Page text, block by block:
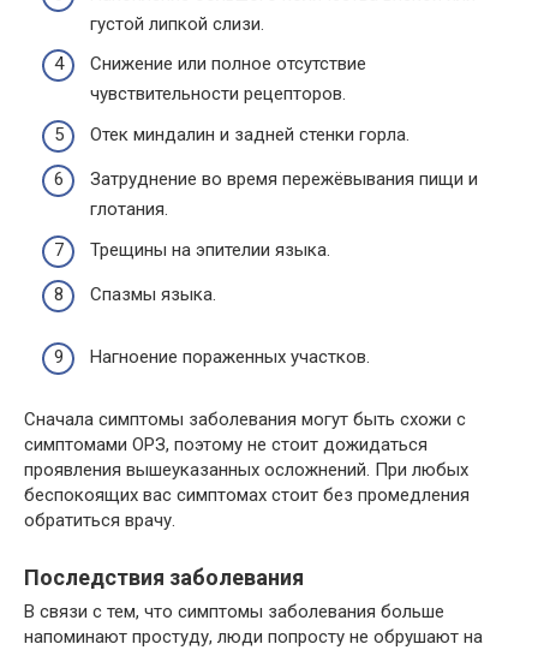
густой липкой слизи.
Снижение или полное отсутствие
чувствительности рецепторов.
Отек миндалин и задней стенки горла.
Затруднение во время пережёвывания пищи и
глотания.
Трещины на эпителии языка.
Спазмы языка.
Нагноение пораженных участков.
Сначала симптомы заболевания могут быть схожи с
симптомами ОРЗ, поэтому не стоит дожидаться
проявления вышеуказанных осложнений. При любых
беспокоящих вас симптомах стоит без промедления
обратиться врачу.
Последствия заболевания
В связи с тем, что симптомы заболевания больше
напоминают простуду, люди попросту не обрушают на